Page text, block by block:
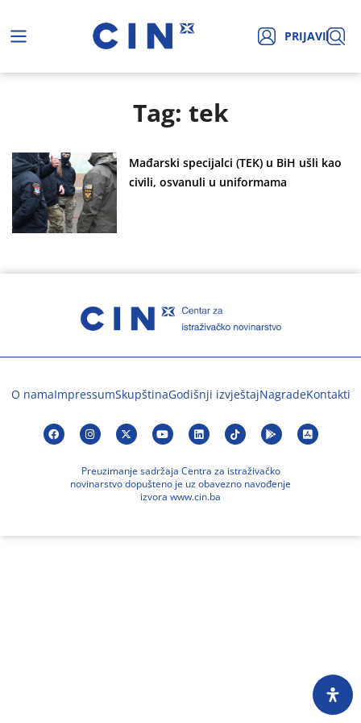
PRIJAVI
Tag: tek
Mađarski specijalci (TEK) u BiH ušli kao
civili, osvanuli u uniformama
O namaImpressumSkupštinaGodišnji izvještajNagradeKontakti
Preuzimanje sadržaja Centra za istraživačko
novinarstvo dopušteno je uz obavezno navođenje
izvora www.cin.ba